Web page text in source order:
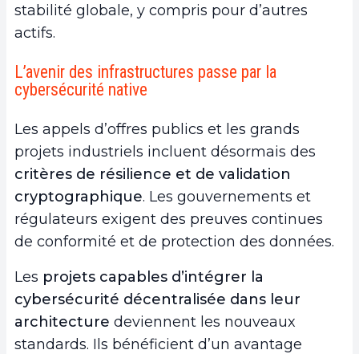
stabilité globale, y compris pour d’autres
actifs.
L’avenir des infrastructures passe par la
cybersécurité native
Les appels d’offres publics et les grands
projets industriels incluent désormais des
critères de résilience et de validation
cryptographique. Les gouvernements et
régulateurs exigent des preuves continues
de conformité et de protection des données.
Les projets capables d’intégrer la
cybersécurité décentralisée dans leur
architecture deviennent les nouveaux
standards. Ils bénéficient d’un avantage